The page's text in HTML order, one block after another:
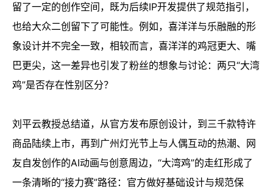
留了一定的创作空间，既为后续IP开发提供了规范指引，
也给大众二创留下了可能性。例如，喜洋洋与乐融融的形
象设计并不完全一致，相较而言，喜洋洋的鸡冠更大、嘴
巴更尖，这一差异也引发了粉丝的想象与讨论：两只“大湾
鸡”是否存在性别区分？
刘平云教授总结道，从官方发布原创设计，到三千款特许
商品陆续上市，再到广州灯光节上与人偶互动的热潮、网
友自发创作的AI动画与创意周边，“大湾鸡”的走红形成了
一条清晰的“接力赛”路径：官方做好基础设计与规范保